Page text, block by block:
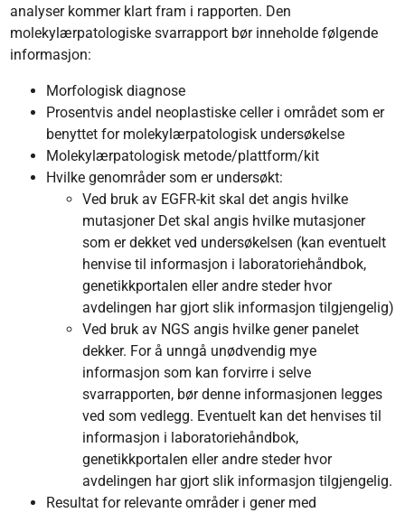
analyser kommer klart fram i rapporten. Den
molekylærpatologiske svarrapport bør inneholde følgende
informasjon:
Morfologisk diagnose
Prosentvis andel neoplastiske celler i området som er
benyttet for molekylærpatologisk undersøkelse
Molekylærpatologisk metode/plattform/kit
Hvilke genområder som er undersøkt:
Ved bruk av EGFR-kit skal det angis hvilke
mutasjoner Det skal angis hvilke mutasjoner
som er dekket ved undersøkelsen (kan eventuelt
henvise til informasjon i laboratoriehåndbok,
genetikkportalen eller andre steder hvor
avdelingen har gjort slik informasjon tilgjengelig)
Ved bruk av NGS angis hvilke gener panelet
dekker. For å unngå unødvendig mye
informasjon som kan forvirre i selve
svarrapporten, bør denne informasjonen legges
ved som vedlegg. Eventuelt kan det henvises til
informasjon i laboratoriehåndbok,
genetikkportalen eller andre steder hvor
avdelingen har gjort slik informasjon tilgjengelig.
Resultat for relevante områder i gener med